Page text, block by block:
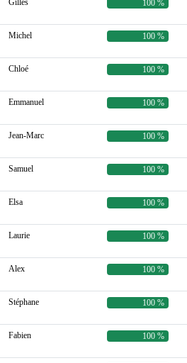
Gilles 100 %
Michel 100 %
Chloé 100 %
Emmanuel 100 %
Jean-Marc 100 %
Samuel 100 %
Elsa 100 %
Laurie 100 %
Alex 100 %
Stéphane 100 %
Fabien 100 %